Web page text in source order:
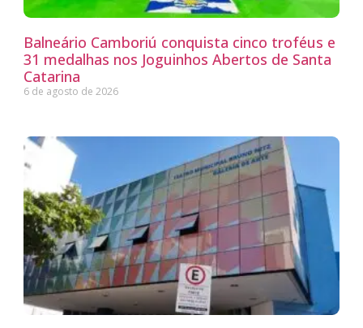
Balneário Camboriú conquista cinco troféus e
31 medalhas nos Joguinhos Abertos de Santa
Catarina
6 de agosto de 2026